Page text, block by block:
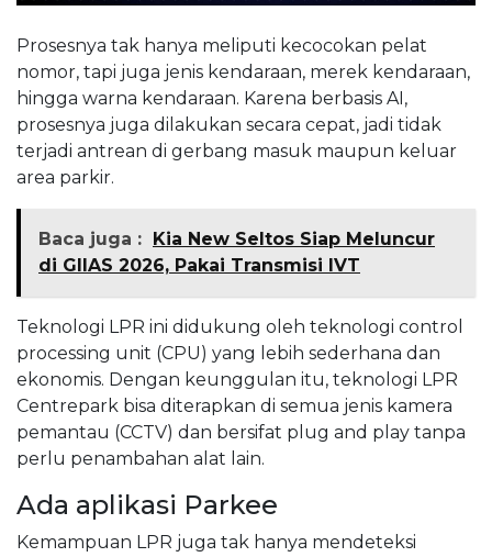
Prosesnya tak hanya meliputi kecocokan pelat
nomor, tapi juga jenis kendaraan, merek kendaraan,
hingga warna kendaraan. Karena berbasis AI,
prosesnya juga dilakukan secara cepat, jadi tidak
terjadi antrean di gerbang masuk maupun keluar
area parkir.
Baca juga : Kia New Seltos Siap Meluncur
di GIIAS 2026, Pakai Transmisi IVT
Teknologi LPR ini didukung oleh teknologi control
processing unit (CPU) yang lebih sederhana dan
ekonomis. Dengan keunggulan itu, teknologi LPR
Centrepark bisa diterapkan di semua jenis kamera
pemantau (CCTV) dan bersifat plug and play tanpa
perlu penambahan alat lain.
Ada aplikasi Parkee
Kemampuan LPR juga tak hanya mendeteksi